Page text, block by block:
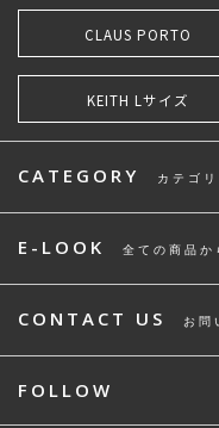
CLAUS PORTO
KEITH Lサイズ
CATEGORY カテゴ
E-LOOK 全ての商品か
CONTACT US お問
FOLLOW